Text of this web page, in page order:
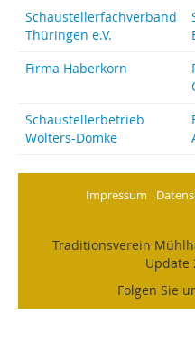
Schaustellerfachverband
Thüringen e.V.
Firma Haberkorn
Schaustellerbetrieb
Wolters-Domke
Impressum
Traditionsverein
Update
Folgen Sie